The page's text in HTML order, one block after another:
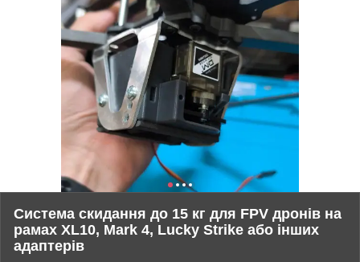
Система скидання до 15 кг для FPV дронів на
рамах XL10, Mark 4, Lucky Strike або інших
адаптерів